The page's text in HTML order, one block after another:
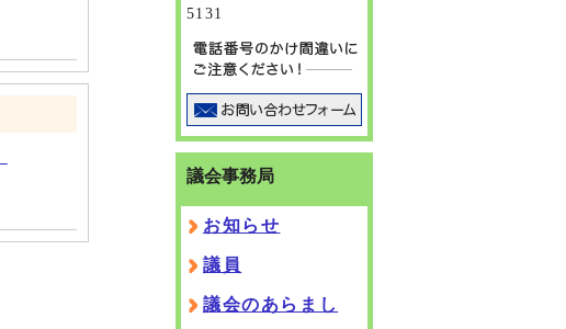
5131
議会事務局
お知らせ
議員
議会のあらまし